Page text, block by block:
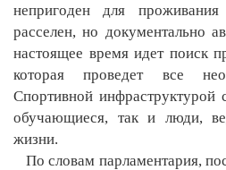
непригоден для
расселен, но документально
настоящее время идет поиск
которая проведет все
Спортивной инфраструктурой
обучающиеся, так и люди,
жизни.
По словам парламентария,